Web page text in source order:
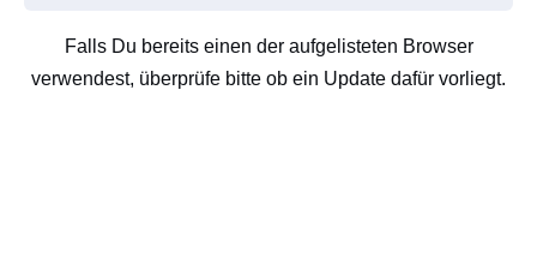
Falls Du bereits einen der aufgelisteten Browser
verwendest, überprüfe bitte ob ein Update dafür vorliegt.